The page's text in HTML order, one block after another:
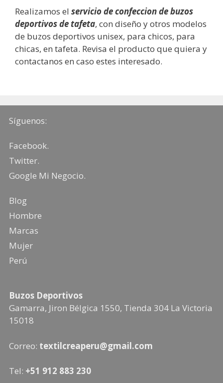
Realizamos el servicio de confeccion debuzos
deportivos de tafeta, con diseño y otros modelos
de buzos deportivos unisex, para chicos, para
chicas, en tafeta. Revisa el producto que quiera y
contactanos en caso estes interesado.
Síguenos:
Facebook.
Twitter.
Google Mi Negocio.
Blog
Hombre
Marcas
Mujer
Perú
Buzos Deportivos
Gamarra, Jiron Bélgica 1550, Tienda 304 La Victoria
15018
Correo: textilcreaperu@gmail.com
Tel: +51 912 883 230